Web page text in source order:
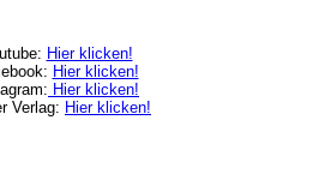
Hier klicken!
Hier klicken!
Hier klicken!
Verlag: Hier klicken!